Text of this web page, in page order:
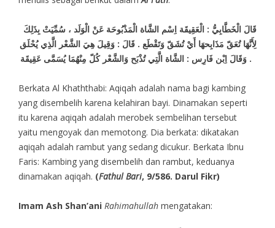
قَالَ الْخَطَّابِيُّ : الْعَقِيقَة اِسْم الشَّاة الْمَذْبُوحَة عَنْ الْوَلَد ، سُمِّيَتْ بِذَلِكَ
لِأَنَّهَا تُعَقّ مَذَابِحهَا أَيْ تُشَقّ وَتَقْطَع . قَالَ : وَقِيلَ هِيَ الشَّعْر الَّذِي يُحْلَق
Berkata Al Khaththabi: Aqiqah adalah nama bagi kambing
yang disembelih karena kelahiran bayi. Dinamakan seperti
itu karena aqiqah adalah merobek sembelihan tersebut
yaitu mengoyak dan memotong. Dia berkata: dikatakan
aqiqah adalah rambut yang sedang dicukur. Berkata Ibnu
Faris: Kambing yang disembelih dan rambut, keduanya
dinamakan aqiqah. (Fathul Bari, 9/586. Darul Fikr)
Imam Ash Shan’aniRahimahullahmengatakan: